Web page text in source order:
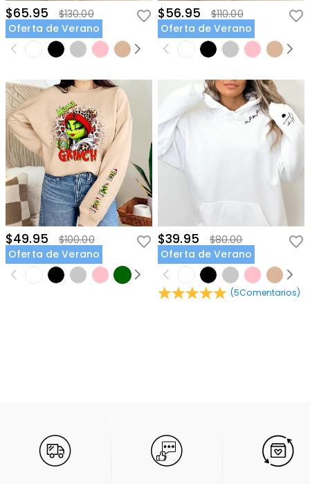
$65.95
$130.00
Oferta de Verano
$56.95
$110.00
Oferta de Verano
$49.95
$100.00
Oferta de Verano
$39.95
$80.00
Oferta de Verano
(5Comentarios)